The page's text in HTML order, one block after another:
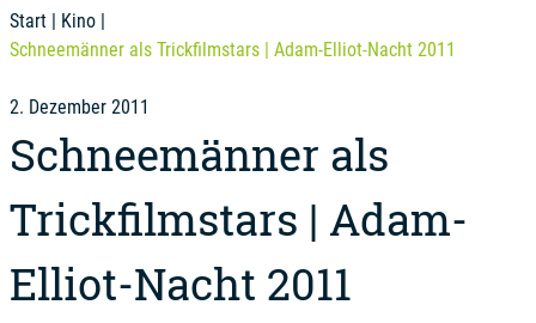
Start | Kino |
Schneemänner als Trickfilmstars | Adam-Elliot-Nacht 2011
2. Dezember 2011
Schneemänner als
Trickfilmstars | Adam-
Elliot-Nacht 2011